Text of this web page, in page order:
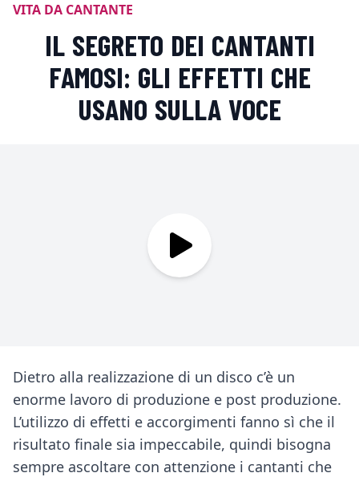
VITA DA CANTANTE
IL SEGRETO DEI CANTANTI
FAMOSI: GLI EFFETTI CHE
USANO SULLA VOCE
Riproduci Il segreto dei
Dietro alla realizzazione di un disco c’è un
enorme lavoro di produzione e post produzione.
L’utilizzo di effetti e accorgimenti fanno sì che il
risultato finale sia impeccabile, quindi bisogna
sempre ascoltare con attenzione i cantanti che